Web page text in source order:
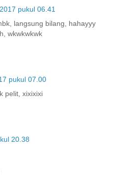
pukul 06.41
langsung bilang, hahayyy
wkwkwkwk
pukul 07.00
pelit, xixixixi
20.38